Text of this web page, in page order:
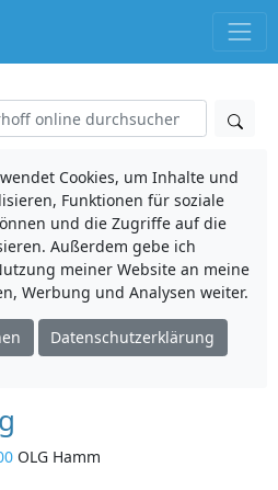
Cookies, um Inhalte und
Funktionen für soziale
und die Zugriffe auf die
Außerdem gebe ich
meiner Website an meine
Werbung und Analysen weiter.
Datenschutzerklärung
OLG Hamm